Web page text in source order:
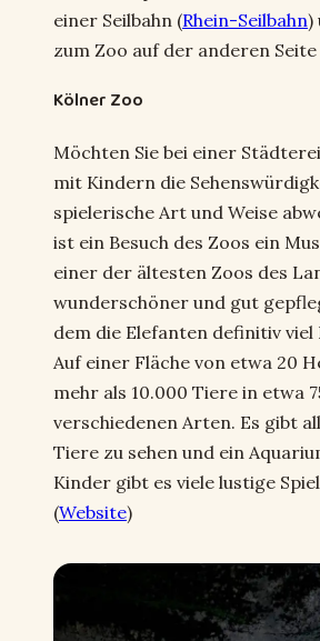
einer Seilbahn (Rhein-Seilbahn)
zum Zoo auf der anderen
Kölner Zoo
Möchten Sie bei einer
mit Kindern die
spielerische Art und Weise
ist ein Besuch des Zoos ein
einer der ältesten Zoos des
wunderschöner und gut
dem die Elefanten definitiv viel
Auf einer Fläche von etwa 20
mehr als 10.000 Tiere in etwa
verschiedenen Arten. Es gibt
Tiere zu sehen und ein
Kinder gibt es viele lustige
(Website)